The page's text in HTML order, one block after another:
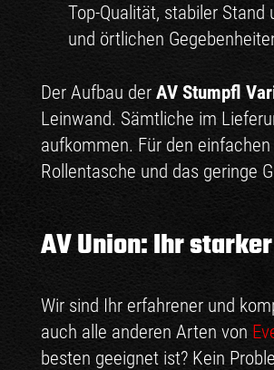
Top-Qualität, stabiler
und örtlichen
Der Aufbau der AV Stumpfl
Leinwand. Sämtliche im
aufkommen. Für den
Rollentasche und das geringe
AV Union: Ihr
Wir sind Ihr erfahrener und
auch alle anderen Arten von
besten geeignet ist? Kein